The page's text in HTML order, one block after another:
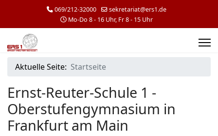
069/212-32000
sekretariat@ers1.de
Mo-Do 8 - 16 Uhr, Fr 8 - 15 Uhr
Aktuelle Seite: Startseite
Ernst-Reuter-Schule 1 -
Oberstufengymnasium in
Frankfurt am Main